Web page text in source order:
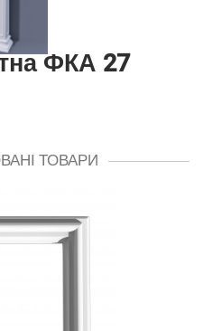
ФКА 27
ТОВАРИ